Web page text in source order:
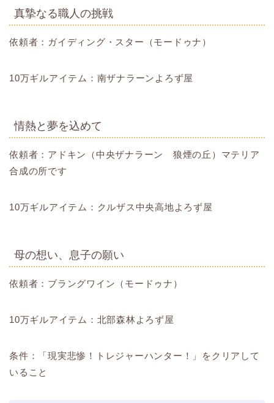
真摯なる職人の挑戦
依頼者：ガイディング・スター（モードゥナ）
10万ギルアイテム：南ザナラーンよろず屋
情熱と夢を込めて
依頼者：アドキン（中央ザナラーン 狼煙の丘）マテリア
合成の所です
10万ギルアイテム：クルザス中央高地よろず屋
母の想い、息子の願い
依頼者：ブラングワイン（モードゥナ）
10万ギルアイテム：北部森林よろず屋
条件：「現実悲惨！トレジャーハンター！」をクリアして
いること